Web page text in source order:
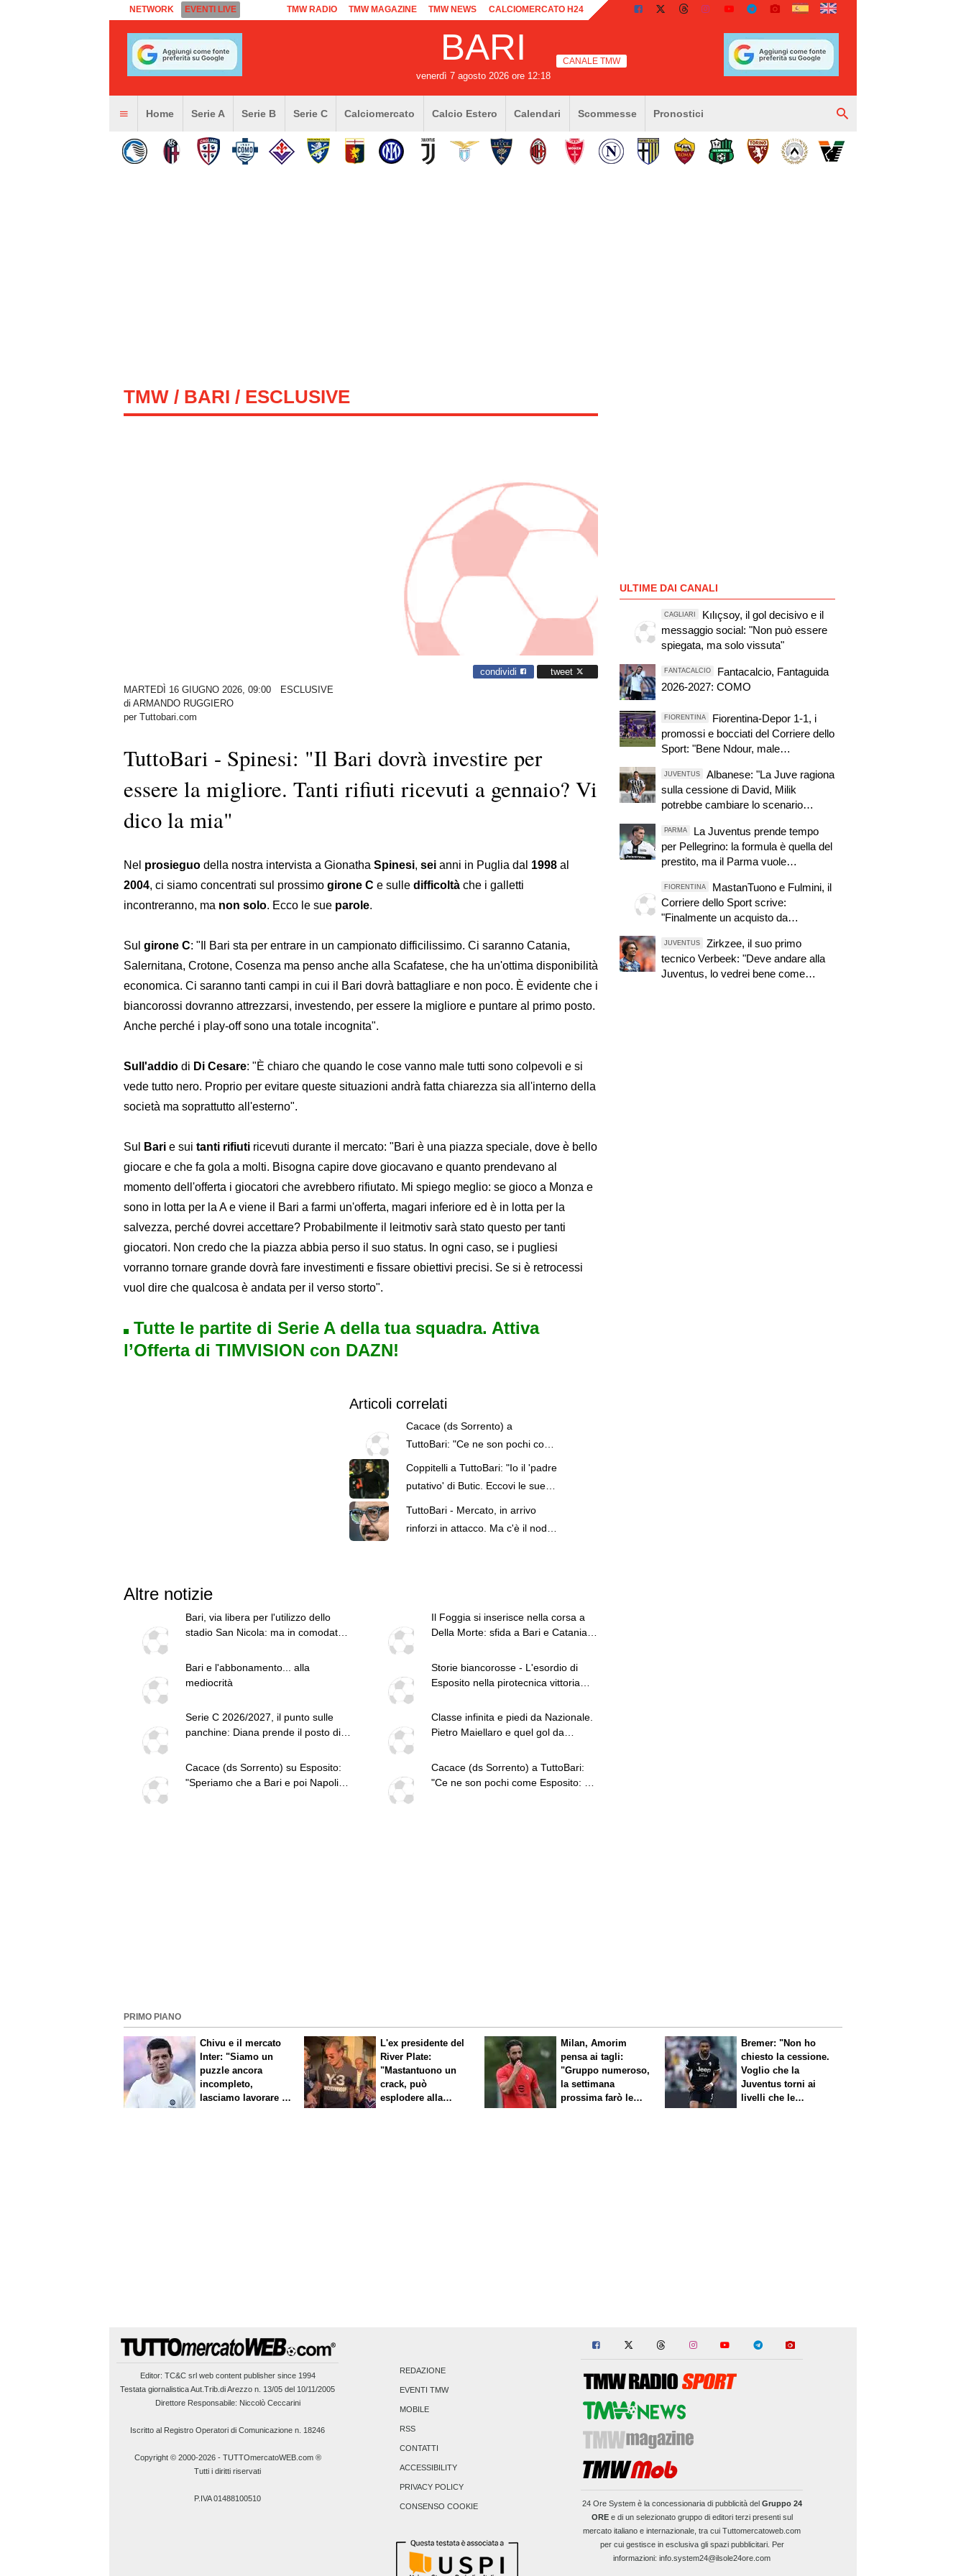
NETWORK EVENTI LIVE TMW RADIO TMW MAGAZINE TMW NEWS CALCIOMERCATO H24
BARI
venerdì 7 agosto 2026 ore 12:18
CANALE TMW
Home Serie A Serie B Serie C Calciomercato Calcio Estero Calendari Scommesse Pronostici
TMW / BARI / ESCLUSIVE
condividi
tweet
MARTEDÌ 16 GIUGNO 2026, 09:00
ESCLUSIVE
di ARMANDO RUGGIERO
per Tuttobari.com
TuttoBari - Spinesi: "Il Bari dovrà investire per
essere la migliore. Tanti rifiuti ricevuti a gennaio? Vi
dico la mia"
Nel prosieguo della nostra intervista a Gionatha Spinesi, sei anni in Puglia dal 1998 al
2004, ci siamo concentrati sul prossimo girone C e sulle difficoltà che i galletti
incontreranno, ma non solo. Ecco le sue parole.
Sul girone C: "Il Bari sta per entrare in un campionato difficilissimo. Ci saranno Catania,
Salernitana, Crotone, Cosenza ma penso anche alla Scafatese, che ha un'ottima disponibilità
economica. Ci saranno tanti campi in cui il Bari dovrà battagliare e non poco. È evidente che i
biancorossi dovranno attrezzarsi, investendo, per essere la migliore e puntare al primo posto.
Anche perché i play-off sono una totale incognita".
Sull'addio di Di Cesare: "È chiaro che quando le cose vanno male tutti sono colpevoli e si
vede tutto nero. Proprio per evitare queste situazioni andrà fatta chiarezza sia all'interno della
società ma soprattutto all'esterno".
Sul Bari e sui tanti rifiuti ricevuti durante il mercato: "Bari è una piazza speciale, dove è bello
giocare e che fa gola a molti. Bisogna capire dove giocavano e quanto prendevano al
momento dell'offerta i giocatori che avrebbero rifiutato. Mi spiego meglio: se gioco a Monza e
sono in lotta per la A e viene il Bari a farmi un'offerta, magari inferiore ed è in lotta per la
salvezza, perché dovrei accettare? Probabilmente il leitmotiv sarà stato questo per tanti
giocatori. Non credo che la piazza abbia perso il suo status. In ogni caso, se i pugliesi
vorranno tornare grande dovrà fare investimenti e fissare obiettivi precisi. Se si è retrocessi
vuol dire che qualcosa è andata per il verso storto".
Tutte le partite di Serie A della tua squadra. Attiva
l’Offerta di TIMVISION con DAZN!
Articoli correlati
Cacace (ds Sorrento) a
TuttoBari: "Ce ne son pochi come
Esposito: ve lo presento. D'Ursi?
Solo interesse"
Coppitelli a TuttoBari: "Io il 'padre
putativo' di Butic. Eccovi le sue
caratteristiche"
TuttoBari - Mercato, in arrivo
rinforzi in attacco. Ma c'è il nodo
Altre notizie
Bari, via libera per l'utilizzo dello
stadio San Nicola: ma in comodato
Il Foggia si inserisce nella corsa a
Della Morte: sfida a Bari e Catania
Bari e l'abbonamento... alla
mediocrità
Storie biancorosse - L'esordio di
Esposito nella pirotecnica vittoria
Nainggolan
Serie C 2026/2027, il punto sulle
panchine: Diana prende il posto di
Classe infinita e piedi da Nazionale.
Pietro Maiellaro e quel gol da
Cacace (ds Sorrento) su Esposito:
"Speriamo che a Bari e poi Napoli
Cacace (ds Sorrento) a TuttoBari:
"Ce ne son pochi come Esposito: ve
ULTIME DAI CANALI
CAGLIARI
Kılıçsoy, il gol decisivo e il
messaggio social: "Non può essere
spiegata, ma solo vissuta"
FANTACALCIO
Fantacalcio, Fantaguida
2026-2027: COMO
FIORENTINA
Fiorentina-Depor 1-1, i
promossi e bocciati del Corriere dello
Sport: "Bene Ndour, male
JUVENTUS
Albanese: "La Juve ragiona
sulla cessione di David, Milik
potrebbe cambiare lo scenario
PARMA
La Juventus prende tempo
per Pellegrino: la formula è quella del
prestito, ma il Parma vuole
FIORENTINA
MastanTuono e Fulmini, il
Corriere dello Sport scrive:
"Finalmente un acquisto da
JUVENTUS
Zirkzee, il suo primo
tecnico Verbeek: "Deve andare alla
Juventus, lo vedrei bene come
PRIMO PIANO
Chivu e il mercato
Inter: "Siamo un
puzzle ancora
incompleto,
lasciamo lavorare i
L'ex presidente del
River Plate:
"Mastantuono un
crack, può
esplodere alla
Milan, Amorim
pensa ai tagli:
"Gruppo numeroso,
la settimana
prossima farò le
Bremer: "Non ho
chiesto la cessione.
Voglio che la
Juventus torni ai
livelli che le
Editor: TC&C srl web content publisher since 1994
Testata giornalistica Aut.Trib.di Arezzo n. 13/05 del 10/11/2005
Direttore Responsabile: Niccolò Ceccarini
Iscritto al Registro Operatori di Comunicazione n. 18246
Copyright © 2000-2026- TUTTOmercatoWEB.com ®
Tutti i diritti riservati
P.IVA 01488100510
REDAZIONE
EVENTI TMW
MOBILE
RSS
CONTATTI
ACCESSIBILITY
PRIVACY POLICY
CONSENSO COOKIE 24 Ore Systemè la concessionaria di pubblicità del Gruppo 24
OREe di un selezionato gruppo di editori terzi presenti sul
mercato italiano e internazionale, tra cui Tuttomercatoweb.com
per cui gestisce in esclusiva gli spazi pubblicitari. Per
informazioni: info.system24@ilsole24ore.com